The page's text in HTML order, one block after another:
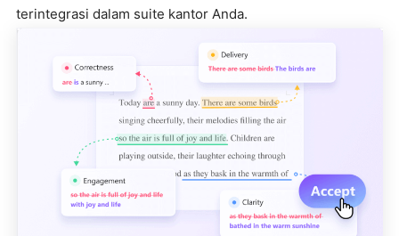
terintegrasi dalam suite kantor Anda.